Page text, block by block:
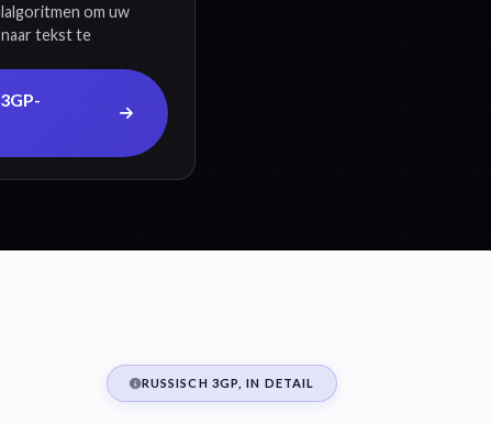
om uw
naar tekst te
RUSSISCH 3GP, IN DETAIL